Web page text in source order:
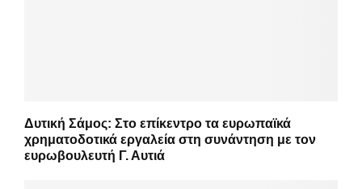
Δυτική Σάμος: Στο επίκεντρο τα ευρωπαϊκά
χρηματοδοτικά εργαλεία στη συνάντηση με τον
ευρωβουλευτή Γ. Αυτιά